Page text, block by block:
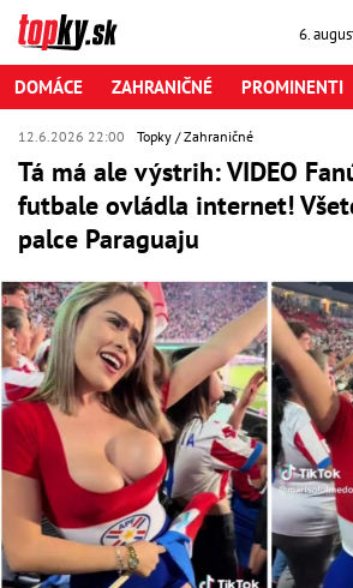
6.
DOMÁCE ZAHRANIČNÉ PROMINENTI
12.6.2026 22:00 Topky Zahraničné
Tá má ale výstrih: VIDEO
futbale ovládla internet!
palce Paraguaju